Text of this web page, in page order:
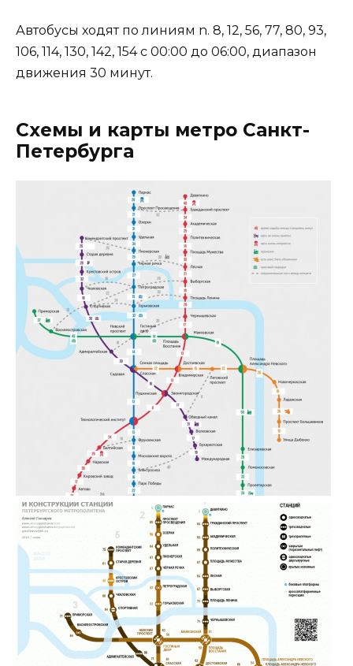
Автобусы ходят по линиям n. 8, 12, 56, 77, 80, 93,
106, 114, 130, 142, 154 с 00:00 до 06:00, диапазон
движения 30 минут.
Схемы и карты метро Санкт-
Петербурга